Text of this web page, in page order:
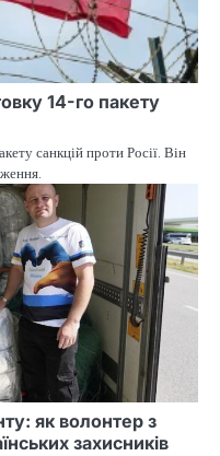
14-го пакету
санкцій проти Росії. Він
як волонтер з
захисників